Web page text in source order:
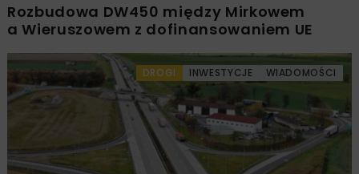
Rozbudowa DW450 między Mirkowem
a Wieruszowem z dofinansowaniem UE
DROGI INWESTYCJE WIADOMOŚCI